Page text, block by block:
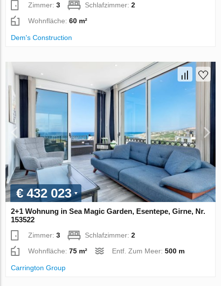
Zimmer:3 Schlafzimmer:2
Wohnfläche:60 m²
Dem's Construction
€ 432 023
2+1 Wohnung in Sea Magic Garden, Esentepe, Girne, Nr.
153522
Zimmer:3 Schlafzimmer:2
Wohnfläche:75 m² Entf. Zum Meer:500 m
Carrington Group